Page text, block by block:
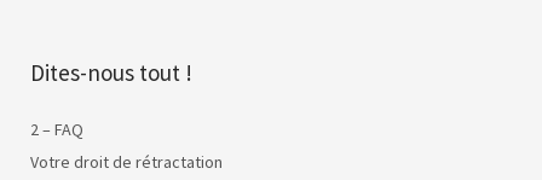
Dites-nous tout !
2 – FAQ
Votre droit de rétractation